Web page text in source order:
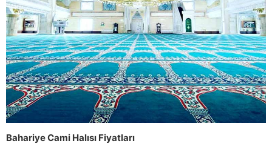
Bahariye Cami Halısı Fiyatları